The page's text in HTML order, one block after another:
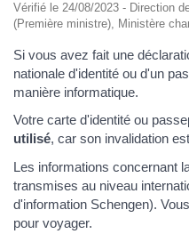
Vérifié le 24/08/2023 - Direction
(Première ministre), Ministère
Si vous avez fait une
nationale d'identité ou d'un
manière informatique.
Votre carte d'identité ou
utilisé, car son invalidation est
Les informations concernant
transmises au niveau
d'information Schengen).
pour voyager.